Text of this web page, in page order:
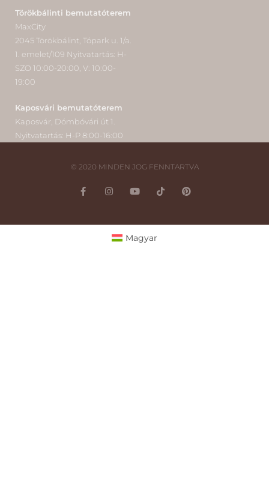
Törökbálinti bemutatóterem
MaxCity
2045 Törökbálint, Tópark u. 1/a.
1. emelet/109 Nyitvatartás: H-
SZO 10:00-20:00, V: 10:00-
19:00
Kaposvári bemutatóterem
Kaposvár, Dómbóvári út 1.
Nyitvatartás: H-P 8:00-16:00
© 2020 MINDEN JOG FENNTARTVA
Magyar